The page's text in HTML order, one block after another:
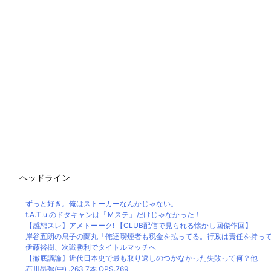
ヘッドライン
ずっと好き。俺はストーカーなんかじゃない。
t.A.T.u.のドタキャンは「Ｍステ」だけじゃなかった！
【感想スレ】アメトーーク! 【CLUB配信で見られる懐かし回傑作回】
岸谷五朗の息子の蘭丸「俺達喫煙者も税金を払ってる。行政は責任を持っ
伊藤裕樹、次戦勝利でタイトルマッチへ
【徹底議論】近代日本史で最も取り返しのつかなかった失敗って何？他
石川昂弥(中) .263 7本 OPS.769